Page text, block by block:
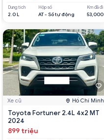
Dung tích
2.0 L
Hộp số
AT - Số tự động
Km đã đi
53,000
Xe cũ Hồ Chí Minh
Toyota Fortuner 2.4L 4x2 MT
2024
899 triệu